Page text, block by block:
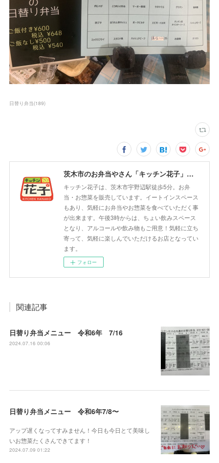
日替り弁当(189)
茨木市のお弁当やさん「キッチン花子」ちょい飲みスペース「サウス」
キッチン花子は、茨木市宇野辺駅徒歩5分。お弁
当・お惣菜を販売しています。イートインスペース
もあり、気軽にお弁当やお惣菜を食べていただく事
が出来ます。午後3時からは、ちょい飲みスペース
となり、アルコールや飲み物もご用意！気軽に立ち
寄って、気軽に楽しんでいただけるお店となってい
ます。
フォロー
関連記事
日替り弁当メニュー 令和6年 7/16
2024.07.16 00:06
日替り弁当メニュー 令和6年7/8〜
アップ遅くなってすみません！今日も今日とて美味し
いお惣菜たくさんできてます！
2024.07.09 01:22